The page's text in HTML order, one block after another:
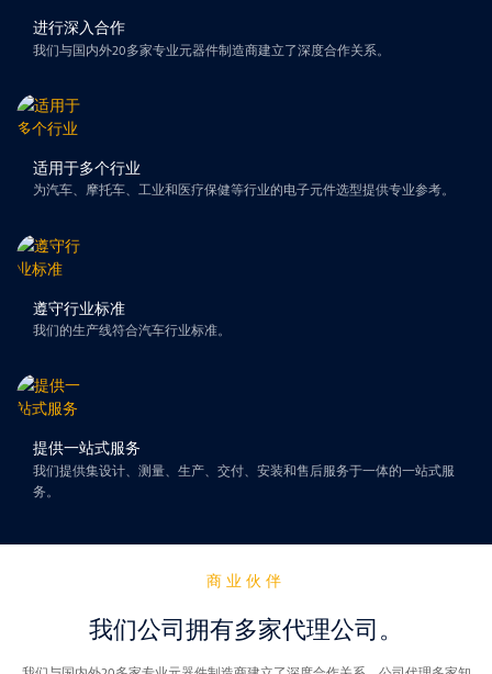
进行深入合作
我们与国内外20多家专业元器件制造商建立了深度合作关系。
适用于多个行业
为汽车、摩托车、工业和医疗保健等行业的电子元件选型提供专业参考。
遵守行业标准
我们的生产线符合汽车行业标准。
提供一站式服务
我们提供集设计、测量、生产、交付、安装和售后服务于一体的一站式服
务。
商业伙伴
我们公司拥有多家代理公司。